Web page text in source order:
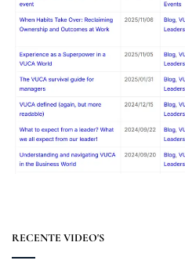
RECENTE VIDEO'S